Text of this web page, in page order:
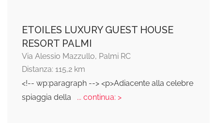
ETOILES LUXURY GUEST HOUSE
RESORT PALMI
Via Alessio Mazzullo, Palmi RC
Distanza: 115,2 km
<!-- wp:paragraph --> <p>Adiacente alla celebre
spiaggia della
... continua: >